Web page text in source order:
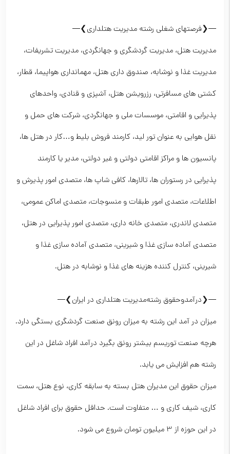
—❮فرصتهای شغلی رشته مدیریت هتلداری❯—
مدیریت هتل، مدیریت گردشگری و جهانگردی، مدیریت تشریفات،
مدیریت غذا و نوشابه، صندوق داری هتل، مهمانداری هواپیما، قطار،
کشتی های مسافرتی، رزرویشن هتل، آشپزی و قنادی، واحدهای
پذیرایی و اقامتی، موسسات ملی و جهانگردی، شرکت های حمل و
نقل هوایی به عنوان تور لید، کارمند فروش بلیط و…کار در هتل ها،
پانسیون ها و مراکز اقامتی دولتی و غیر دولتی، مدیر یا کارمند
پذیرایی در رستوران ها، تالارها، کافی شاپ ها، متصدی امور پذیرش و
اطلاعات، متصدی امور طبقات و منسوجات، متصدی اماکن عمومی،
متصدی لاندری، متصدی خانه داری، متصدی امور پذیرایی در هتل،
متصدی آماده سازی غذا و شیرینی، متصدی آماده سازی غذا و
شیرینی، کنترل کننده هزینه های غذا و نوشابه در هتل.
—❮درآمدوحقوق رشته‌مدیریت هتلداری در ایران❯—
میزان در آمد این رشته به میزان رونق صنعت گردشگری بستگی دارد.
هرچه صنعت توریسم بیشتر رونق بگیرد درآمد افراد شاغل در این
رشته هم افزایش می یابد.
میزان حقوق این مدیران هتل بسته به سابقه کاری، نوع هتل، سمت
کاری، شیف کاری و … متفاوت است. حداقل حقوق برای افراد شاغل
در این حوزه از 3 میلیون تومان شروع می شود.